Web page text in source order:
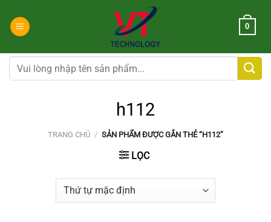
đến
dung
0
Tìm
kiếm:
h112
TRANG CHỦ / SẢN PHẨM ĐƯỢC GẮN THẺ “H112”
LỌC